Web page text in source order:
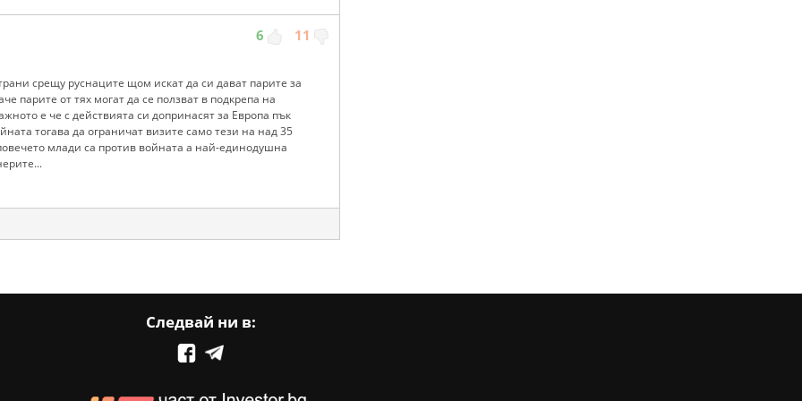
6 11
срещу руснаците щом искат да си дават парите за
парите от тях могат да се ползват в подкрепа на
е че с действията си допринасят за Европа пък
тогава да ограничат визите само тези на над 35
млади са против войната а най-единодушна
Следвай ни в: